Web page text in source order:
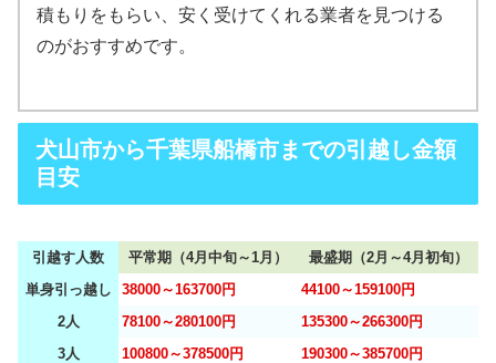
積もりをもらい、安く受けてくれる業者を見つける
のがおすすめです。
犬山市から千葉県船橋市までの引越し金額
目安
引越す人数 平常期（4月中旬～1月）
最盛期（2月～4月初旬）
単身引っ越し
38000～163700円
44100～159100円
2人
78100～280100円
135300～266300円
3人
100800～378500円
190300～385700円